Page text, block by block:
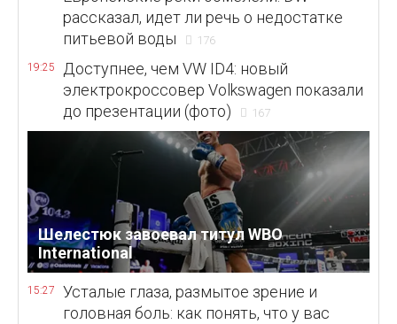
рассказал, идет ли речь о недостатке
питьевой воды
176
19:25
Доступнее, чем VW ID4: новый
электрокроссовер Volkswagen показали
до презентации (фото)
167
Шелестюк завоевал титул WBO
International
15:27
Усталые глаза, размытое зрение и
головная боль: как понять, что у вас